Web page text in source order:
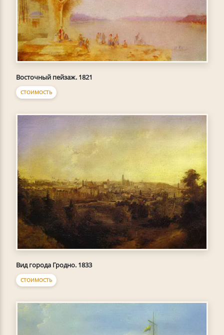
Восточный пейзаж. 1821
СТОИМОСТЬ
Вид города Гродно. 1833
СТОИМОСТЬ